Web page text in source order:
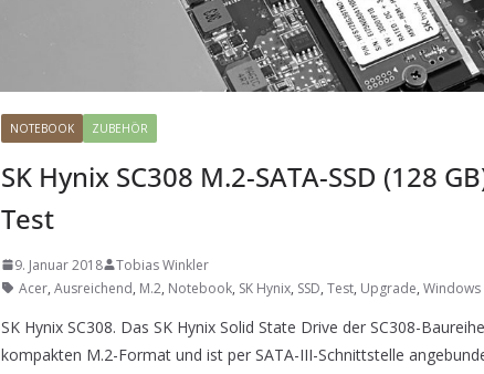
NOTEBOOK ZUBEHÖR
SK Hynix SC308 M.2-SATA-SSD (128
Test
9. Januar 2018
Tobias Winkler
Acer, Ausreichend, M.2, Notebook, SK Hynix, SSD, Test, Upgrade, Windows
SK Hynix SC308. Das SK Hynix Solid State Drive der SC308-
kompakten M.2-Format und ist per SATA-III-Schnittstelle